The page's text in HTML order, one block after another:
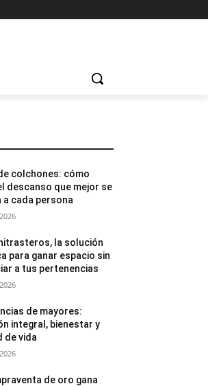
colchones: cómo
descanso que mejor se
a cada persona
la solución
para ganar espacio sin
a tus pertenencias
de mayores:
integral, bienestar y
de vida
de oro gana